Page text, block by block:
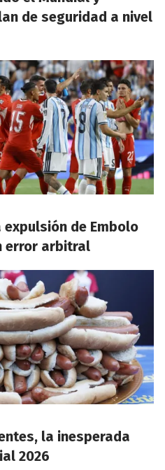
de seguridad a nivel
expulsión de Embolo
error arbitral
la inesperada
2026